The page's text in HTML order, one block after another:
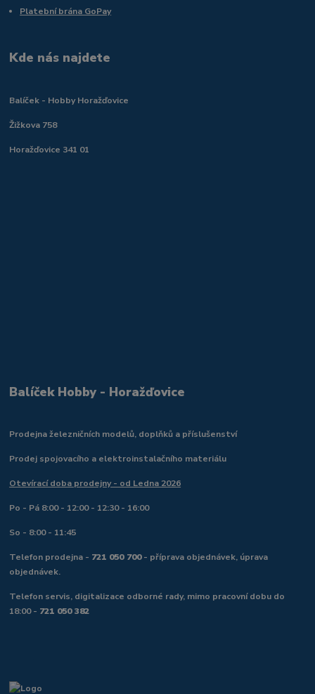
Platební brána GoPay
Kde nás najdete
Balíček - Hobby Horažďovice
Žižkova 758
Horažďovice 341 01
Balíček Hobby - Horažďovice
Prodejna železničních modelů, doplňků a příslušenství
Prodej spojovacího a elektroinstalačního materiálu
Otevírací doba prodejny - od Ledna 2026
Po - Pá 8:00 - 12:00 - 12:30 - 16:00
So - 8:00 - 11:45
Telefon prodejna - 721 050 700- příprava objednávek, úprava
objednávek.
Telefon servis, digitalizace odborné rady, mimo pracovní dobu do
18:00 - 721 050 382